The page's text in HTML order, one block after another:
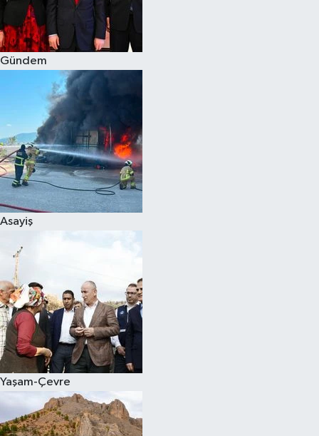
Gündem
Asayiş
Yaşam-Çevre
Spor
Burç Yorumları
Çocuk
Eğitim
Hava Durumu
Kadın
Kültür Sanat
Sağlık
Siyaset
Teknoloji
Televizyon